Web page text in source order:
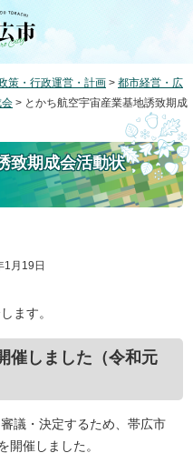
策・行政運営・計画 > 都市経営・広
会 > とかち航空宇宙産業基地誘致期成
致期成会活動状
月19日
ます。
しました（令和元
議・決定するため、帯広市
催しました。